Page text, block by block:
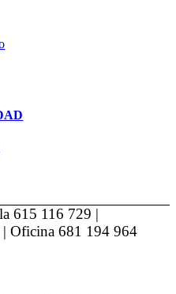
615 116 729 |
Oficina 681 194 964